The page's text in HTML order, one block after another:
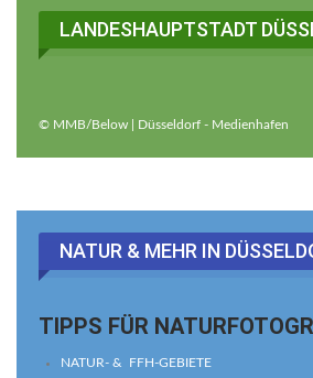
LANDESHAUPTSTADT
© MMB/Below | Düsseldorf - Medienhafen
NATUR & MEHR IN
TIPPS FÜR
NATUR- & FFH-GEBIETE